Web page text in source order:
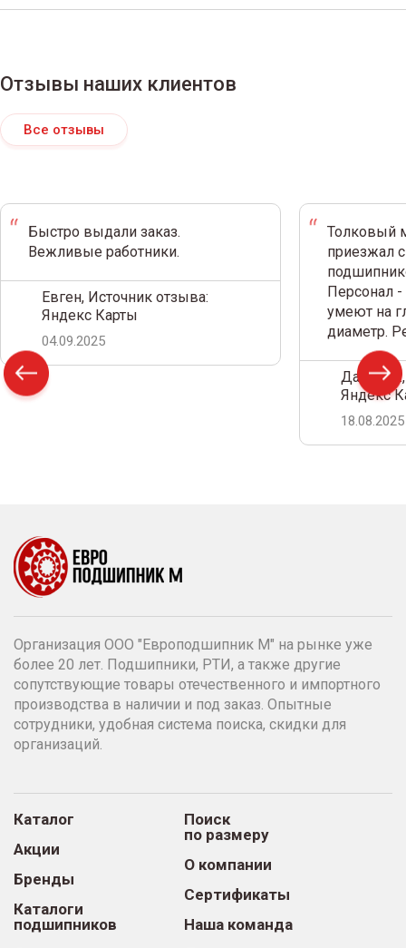
Отзывы наших клиентов
Все отзывы
Быстро выдали заказ.
Вежливые работники.
Евген, Источник отзыва:
Яндекс Карты
04.09.2025
Толковый
приезжал
Персонал
умеют на
диаметр.
Дамир
Яндекс
18.08.2025
Организация ООО "Европодшипник М" на рынке уже
более 20 лет. Подшипники, РТИ, а также другие
сопутствующие товары отечественного и импортного
производства в наличии и под заказ. Опытные
сотрудники, удобная система поиска, скидки для
организаций.
Каталог
Акции
Бренды
Каталоги
подшипников
Поиск
по размеру
О компании
Сертификаты
Наша команда